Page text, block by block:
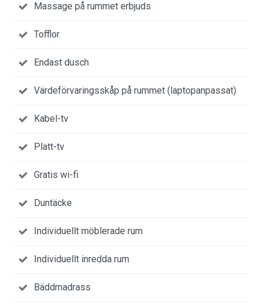
Massage på rummet erbjuds
Tofflor
Endast dusch
Värdeförvaringsskåp på rummet (laptopanpassat)
Kabel-tv
Platt-tv
Gratis wi-fi
Duntäcke
Individuellt möblerade rum
Individuellt inredda rum
Bäddmadrass